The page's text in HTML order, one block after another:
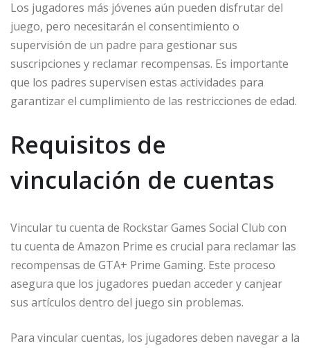
Los jugadores más jóvenes aún pueden disfrutar del
juego, pero necesitarán el consentimiento o
supervisión de un padre para gestionar sus
suscripciones y reclamar recompensas. Es importante
que los padres supervisen estas actividades para
garantizar el cumplimiento de las restricciones de edad.
Requisitos de
vinculación de cuentas
Vincular tu cuenta de Rockstar Games Social Club con
tu cuenta de Amazon Prime es crucial para reclamar las
recompensas de GTA+ Prime Gaming. Este proceso
asegura que los jugadores puedan acceder y canjear
sus artículos dentro del juego sin problemas.
Para vincular cuentas, los jugadores deben navegar a la